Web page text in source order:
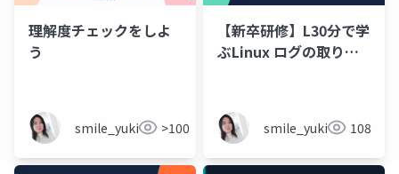
理解度チェックをしよ
う
smile_yukiko_it>100
【新卒研修】L30分で学
ぶLinux ログの取り方
定の解像度が変わる30
分 時短でスキル追加
しましょう！
smile_yukiko_it108